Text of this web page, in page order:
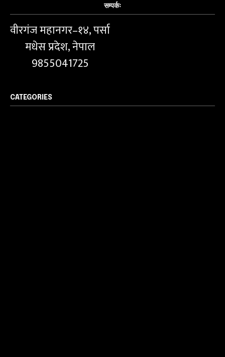
सम्पर्कः
वीरगंज महानगर–१४, पर्सा
मधेस प्रदेश, नेपाल
9855041725
CATEGORIES